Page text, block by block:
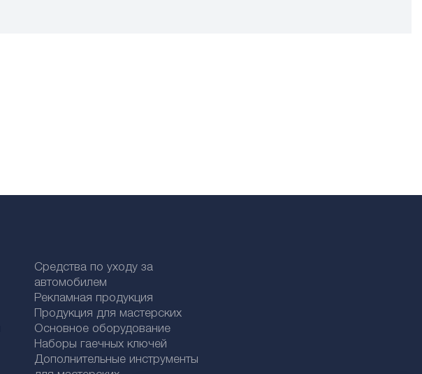
Средства по уходу за
автомобилем
Рекламная продукция
Продукция для мастерских
Основное оборудование
Наборы гаечных ключей
Дополнительные инструменты